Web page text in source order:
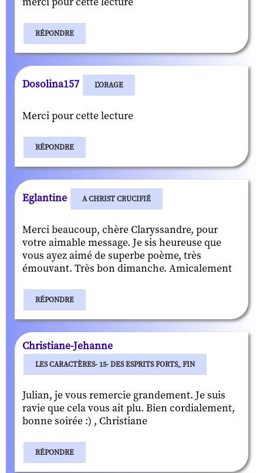
RÉPONDRE
Dosolina157 L'ORAGE
Merci pour cette lecture
RÉPONDRE
Eglantine A CHRIST CRUCIFIÉ
Merci beaucoup, chère Claryssandre, pour
votre aimable message. Je sis heureuse que
vous ayez aimé de superbe poème, très
émouvant. Très bon dimanche. Amicalement
RÉPONDRE
Christiane-Jehanne
LES CARACTÈRES- 15- DES ESPRITS FORTS_ FIN
Julian, je vous remercie grandement. Je suis
ravie que cela vous ait plu. Bien cordialement,
bonne soirée :) , Christiane
RÉPONDRE